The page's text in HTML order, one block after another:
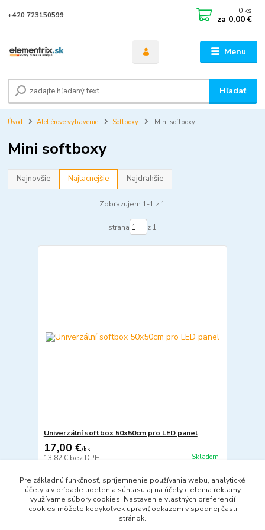
Menu
Hľadať
+420 723150599 0 ks
za 0,00 €
Úvod Ateliérove vybavenie Softboxy Mini softboxy
Mini softboxy
Najnovšie Najlacnejšie Najdrahšie
Zobrazujem 1-1 z 1
strana z 1
Univerzální softbox 50x50cm pro LED panel
17,00 €/ks
13,82 €bez DPH Skladom
Pridať do košíka
strana
Pre základnú funkčnosť, spríjemnenie používania webu, analytické
účely a v prípade udelenia súhlasu aj na účely cielenia reklamy
využívame súbory cookies. Nastavenie vlastných preferencií
cookies môžete kedykoľvek upraviť odkazom v spodnej časti
stránok.